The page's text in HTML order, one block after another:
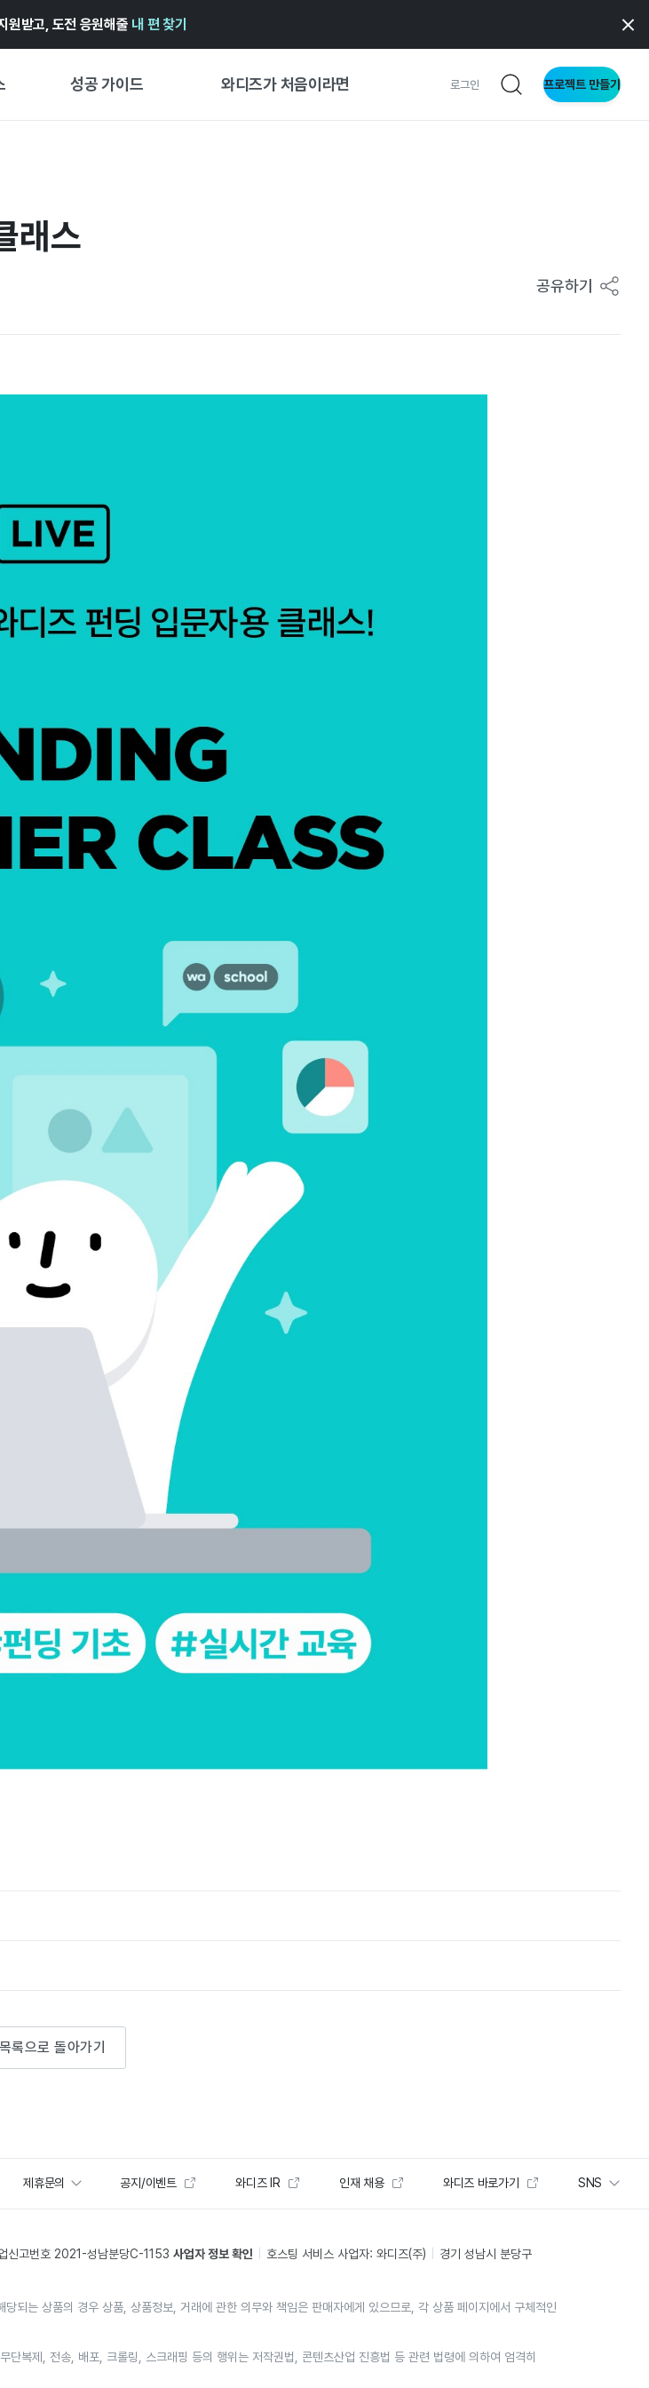
원받고, 도전 응원해줄 내 편 찾기
성공 가이드 와디즈가 처음이라면 로그인 프로젝트 만들기
와디즈 스쿨
래스
공유하기
목록으로 돌아가기
제휴문의 공지/이벤트 와디즈 IR 인재 채용 와디즈 바로가기 SNS
신고번호 2021-성남분당C-1153 사업자 정보 확인 호스팅 서비스 사업자: 와디즈(주)
경기 성남시 분당구
되는 상품의 경우 상품, 상품정보, 거래에 관한 의무와 책임은 판매자에게 있으므로, 각 상품 페이지에서 구체적인
복제, 전송, 배포, 크롤링, 스크래핑 등의 행위는 저작권법, 콘텐츠산업 진흥법 등 관련 법령에 의하여 엄격히